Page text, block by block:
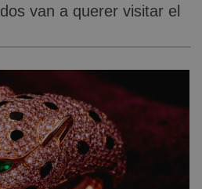
van a querer visitar el